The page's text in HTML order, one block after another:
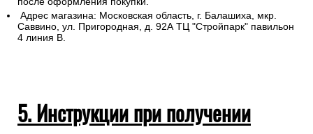
Адрес магазина: Московская область, г. Балашиха, мкр.
Саввино, ул. Пригородная, д. 92А ТЦ "Стройпарк" павильон
4 линия В.
5. Инструкции при получении